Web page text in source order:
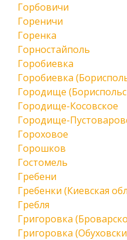
Горбовичи
Гореничи
Горенка
Горностайполь
Горобиевка
Горобиевка
Городище
Городище-Косовское
Городище-
Гороховое
Горошков
Гостомель
Гребени
Гребенки (Киевская
Гребля
Григоровка
Григоровка